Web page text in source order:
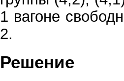
1 вагоне
2.
Решение